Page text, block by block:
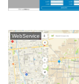
WebService